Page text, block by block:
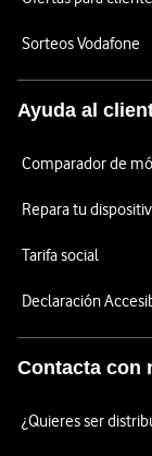
Sorteos Vodafone
Ayuda al
Comparador de
Repara tu
Tarifa social
Declaración
Contacta con
¿Quieres ser